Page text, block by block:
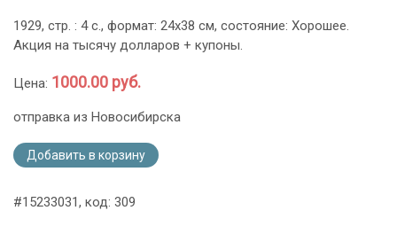
1929, стр. : 4 c., формат: 24x38 см, состояние: Хорошее.
Акция на тысячу долларов + купоны.
Цена: 1000.00 руб.
отправка из Новосибирска
Добавить в корзину
#15233031, код: 309